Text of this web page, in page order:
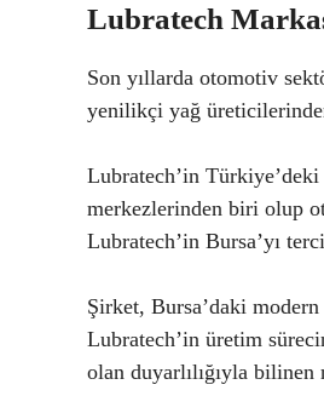
Lubratech
Son yıllarda otomotiv
yenilikçi yağ
Lubratech’in
merkezlerinden biri olup
Lubratech’in Bursa’yı
Şirket, Bursa’daki
Lubratech’in üretim
olan duyarlılığıyla